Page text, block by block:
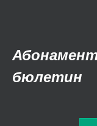
бюлетин